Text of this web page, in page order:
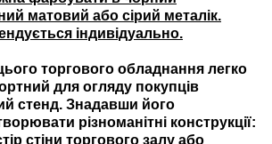
матовий або сірий металік.
індивідуально.
торгового обладнання легко
для огляду покупців
стенд. Знадавши його
різноманітні конструкції:
стіни торгового залу або